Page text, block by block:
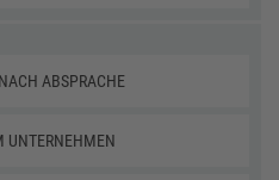
ABSPRACHE
UNTERNEHMEN